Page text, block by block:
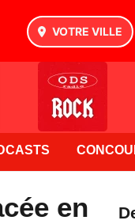
VOTRE VILLE
en